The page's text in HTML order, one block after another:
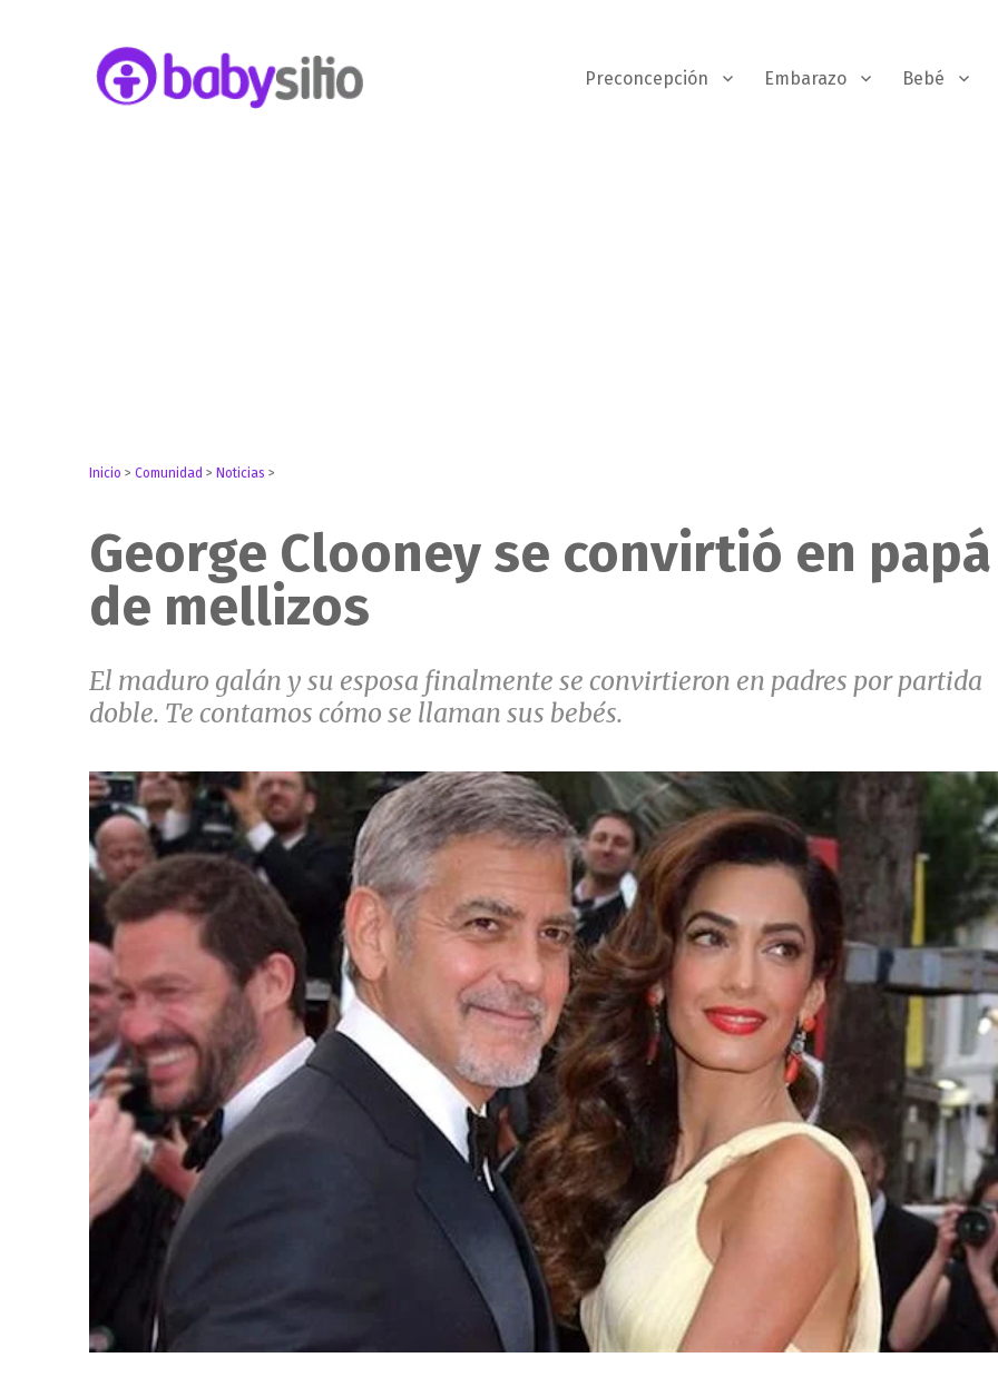
Preconcepción Embarazo Bebé
Inicio >Comunidad > Noticias >
George Clooney se convirtió en papá
de mellizos
El maduro galán y su esposa finalmente se convirtieron en padres por partida
doble. Te contamos cómo se llaman sus bebés.